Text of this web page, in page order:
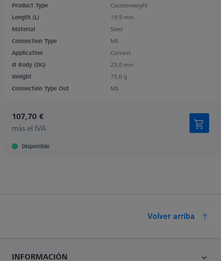
Product Type
Counterweight
Length (L)
19,9 mm
Material
Steel
Connection Type
M5
Application
Connect
Ø Body (DG)
25,0 mm
Weight
75,0 g
Connection Type Out
M5
107,70 €
más el IVA
Disponible
Volver arriba
INFORMACIÓN